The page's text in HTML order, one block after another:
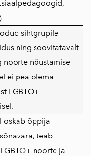
sihtgrupile
ning soovitatavalt
noorte nõustamise
ei pea olema
LGBTQ+
oskab õppija
teab
noorte ja